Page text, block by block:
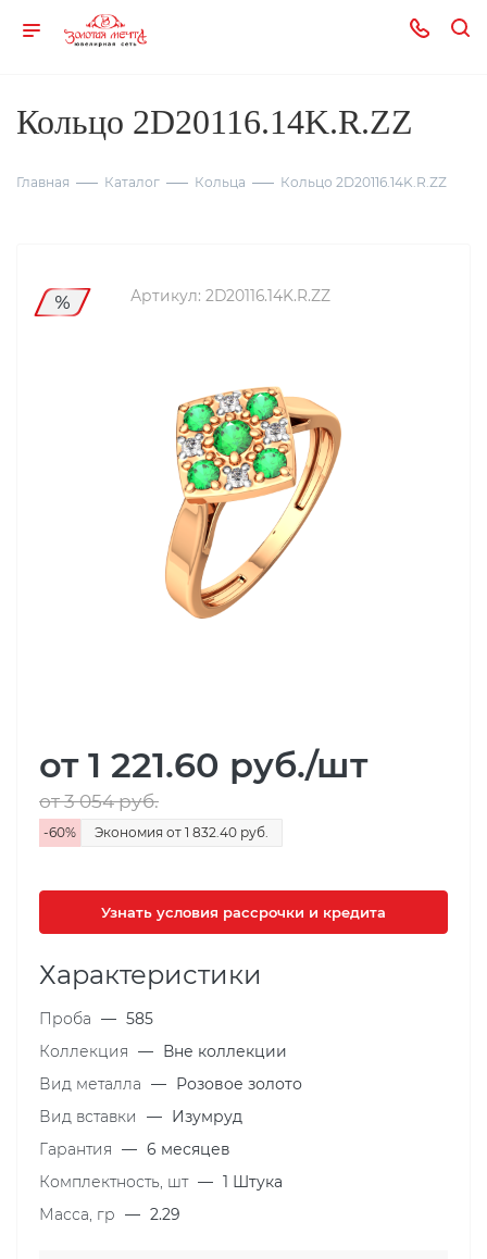
Кольцо 2D20116.14K.R.ZZ
Главная Каталог Кольца Кольцо 2D20116.14K.R.ZZ
Артикул: 2D20116.14K.R.ZZ
от 1 221.60 руб./шт
от 3 054руб.
-60% Экономия от 1 832.40 руб.
Узнать условия рассрочки и кредита
Характеристики
Проба — 585
Коллекция — Вне коллекции
Вид металла — Розовое золото
Вид вставки
— Изумруд
Гарантия — 6 месяцев
Комплектность, шт — 1 Штука
Масса, гр — 2.29